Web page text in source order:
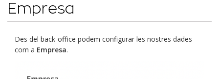
Empresa
Des del back-office podem configurar les nostres dades
com a Empresa.